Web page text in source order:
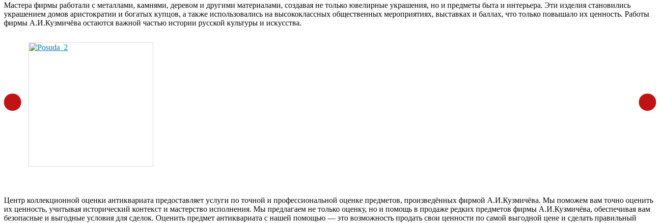
Мастера фирмы работали с металлами, камнями, деревом и другими материалами, создавая не только ювелирные украшения, но и предметы быта и интерьера. Эти изделия становились
украшением домов аристократии и богатых купцов, а также использовались на высококлассных общественных мероприятиях, выставках и баллах, что только повышало их ценность. Работы
фирмы А.И.Кузмичёва остаются важной частью истории русской культуры и искусства.
Центр коллекционной оценки антиквариата предоставляет услуги по точной и профессиональной оценке предметов, произведённых фирмой А.И.Кузмичёва. Мы поможем вам точно оценить
их ценность, учитывая исторический контекст и мастерство исполнения. Мы предлагаем не только оценку, но и помощь в продаже редких предметов фирмы А.И.Кузмичёва, обеспечивая вам
безопасные и выгодные условия для сделок. Оценить предмет антиквариата с нашей помощью — это возможность продать свои ценности по самой выгодной цене и сделать правильный